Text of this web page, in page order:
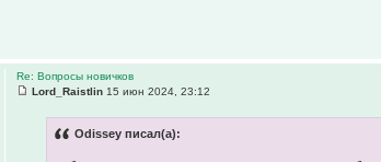
Re: Вопросы новичков
Lord_Raistlin 15 июн 2024, 23:12
Odissey писал(а):